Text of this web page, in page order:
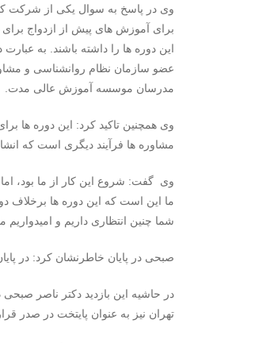
وی در پاسخ به سوال یکی از شرکت
برای آموزش های پیش از ازدواج
این دوره ها را داشته باشند. به
عضو سازمان نظام روانشناسی و
مدرسان موسسه آموزش عالی مدت.
وی همچنین تاکید کرد: این دوره ها
مشاوره ها فرآیند دیگری است که
وی گفت: شروع این کار از ما بود، اما
ما این است که این دوره ها برخلاف
شما چنین انتظاری داریم و امیدواریم
صبحی در پایان خاطرنشان کرد: در
در حاشیه این بازدید دکتر ناصر
تهران نیز به عنوان پایتخت در صدر